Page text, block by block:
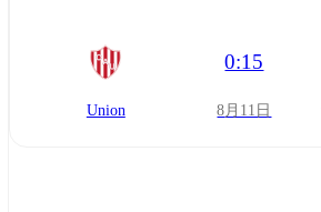
Union
0:15
8月11日